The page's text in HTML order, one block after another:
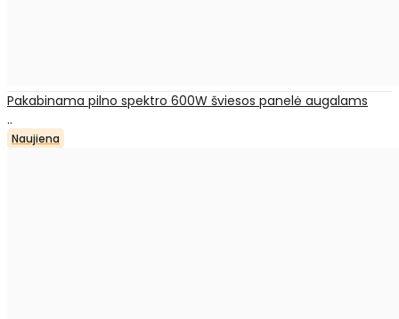
Pakabinama pilno spektro 600W šviesos panelė augalams
..
Naujiena